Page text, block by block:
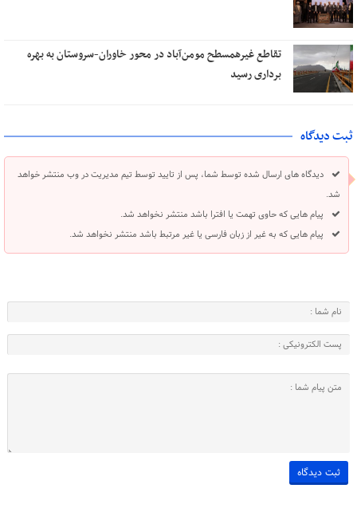
تقاطع غیرهمسطح مومن‌آباد در محور خاوران-سروستان به بهره
برداری رسید
ثبت دیدگاه
دیدگاه های ارسال شده توسط شما، پس از تایید توسط تیم مدیریت در وب منتشر خواهد
شد.
پیام هایی که حاوی تهمت یا افترا باشد منتشر نخواهد شد.
پیام هایی که به غیر از زبان فارسی یا غیر مرتبط باشد منتشر نخواهد شد.